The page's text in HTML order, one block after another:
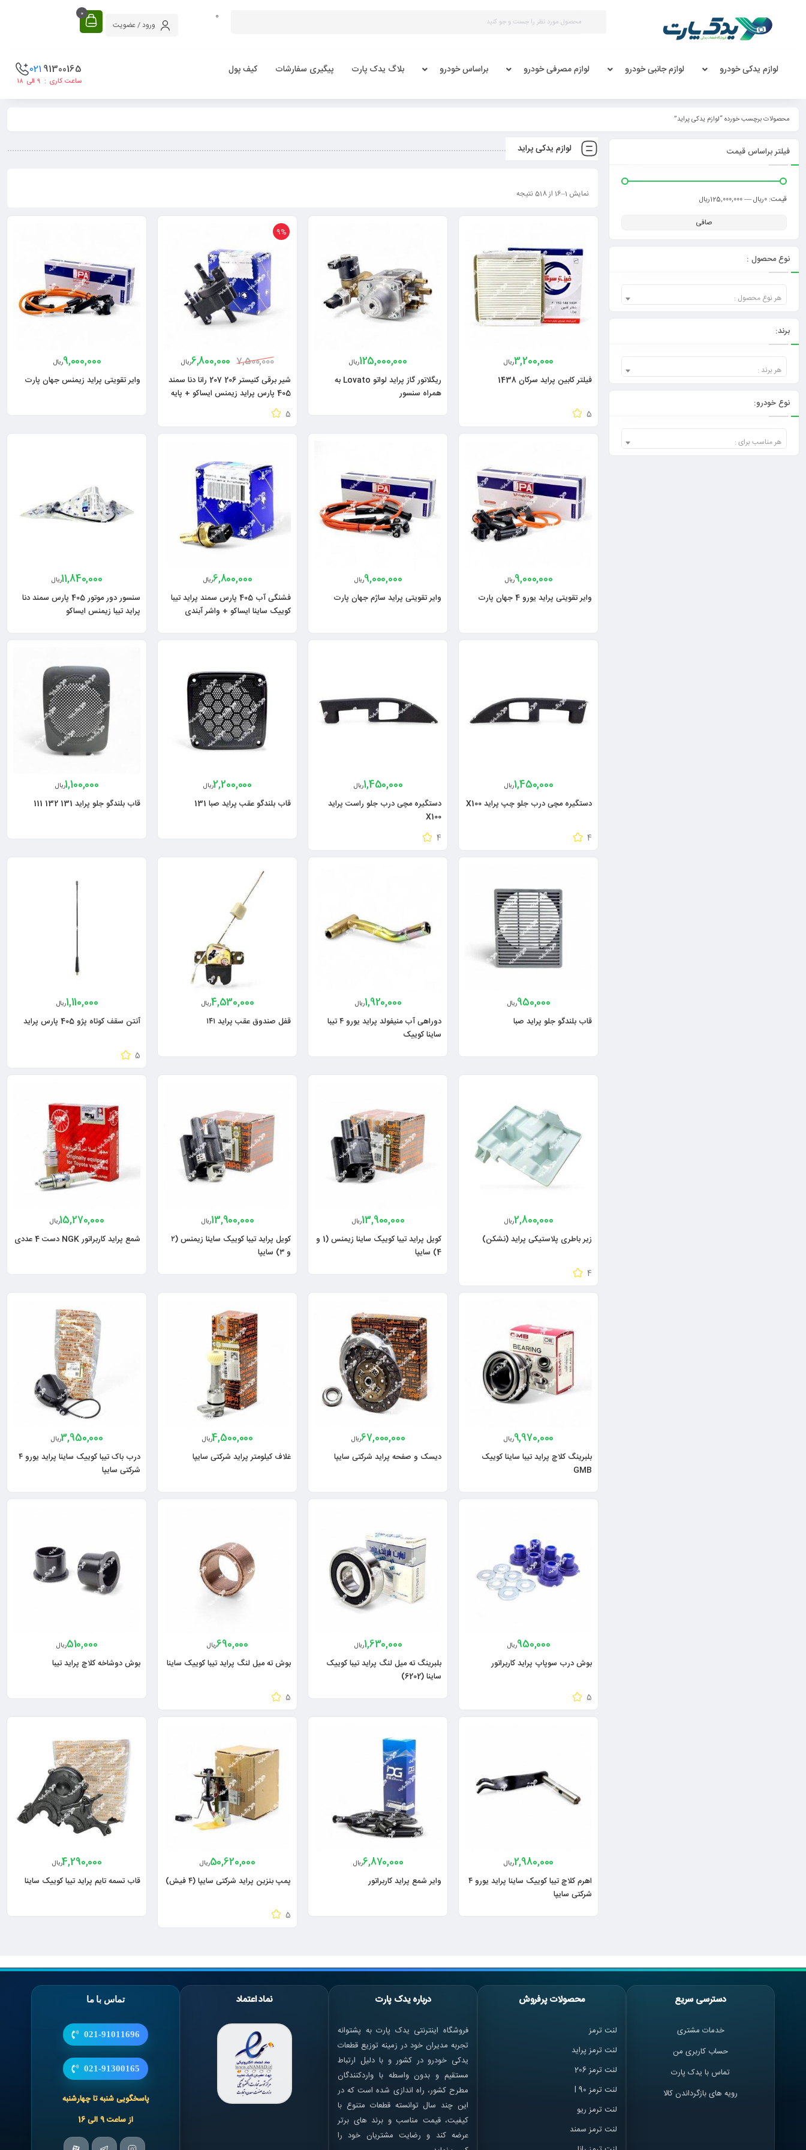
0
ورود / عضویت
0
لوازم یدکی خودرو لوازم جانبی خودرو لوازم مصرفی خودرو براساس خودرو بلاگ یدک پارت پیگیری سفارشات کیف پول 91300165
021
ساعت کاری : ۹ الی ۱۸
محصولات برچسب خورده “لوازم یدکی پراید”
لوازم یدکی پراید
نمایش 1–16 از 518 نتیجه
3,200,000ریال
فیلتر کابین پراید سرکان 1438
5
125,000,000ریال
ریگلاتور گاز پراید لواتو Lovato به
همراه سنسور
9%
7,500,000
6,800,000ریال
شیر برقی کنیستر 206 207 رانا دنا سمند
405 پارس پراید زیمنس ایساکو + پایه
5
9,000,000ریال
وایر تقویتی پراید زیمنس جهان پارت
9,000,000ریال
وایر تقویتی پراید یورو 4 جهان پارت
9,000,000ریال
وایر تقویتی پراید ساژم جهان پارت
6,800,000ریال
فشنگی آب 405 پارس سمند پراید تیبا
کوییک ساینا ایساکو + واشر آبندی
11,840,000ریال
سنسور دور موتور 405 پارس سمند دنا
پراید تیبا زیمنس ایساکو
1,450,000ریال
دستگیره مچی درب جلو چپ پراید X100
4
1,450,000ریال
دستگیره مچی درب جلو راست پراید
X100
4
2,200,000ریال
قاب بلندگو عقب پراید صبا 131
1,100,000ریال
قاب بلندگو جلو پراید 131 132 111
950,000ریال
قاب بلندگو جلو پراید صبا
1,920,000ریال
دوراهی آب منیفولد پراید یورو ۴ تیبا
ساینا کوییک
4,530,000ریال
قفل صندوق عقب پراید ۱۴۱
1,110,000ریال
آنتن سقف کوتاه پژو 405 پارس پراید
5
2,800,000ریال
زیر باطری پلاستیکی پراید (نشکن)
4
13,900,000ریال
کویل پراید تیبا کوییک ساینا زیمنس (1 و
4) سایپا
13,900,000ریال
کویل پراید تیبا کوییک ساینا زیمنس (۲
و ۳) سایپا
15,270,000ریال
شمع پراید کاربراتور NGK دست 4 عددی
9,970,000ریال
بلبرینگ کلاچ پراید تیبا ساینا کوییک
GMB
67,000,000ریال
دیسک و صفحه پراید شرکتی سایپا
4,500,000ریال
غلاف کیلومتر پراید شرکتی سایپا
3,950,000ریال
درب باک تیبا کوییک ساینا پراید یورو ۴
شرکتی سایپا
950,000ریال
بوش درب سوپاپ پراید کاربراتور
5
1,630,000ریال
بلبرینگ ته میل لنگ پراید تیبا کوییک
ساینا (6202)
690,000ریال
بوش ته میل لنگ پراید تیبا کوییک ساینا
5
510,000ریال
بوش دوشاخه کلاچ پراید تیبا
2,980,000ریال
اهرم کلاچ تیبا کوییک ساینا پراید یورو ۴
شرکتی سایپا
6,870,000ریال
وایر شمع پراید کاربراتور
50,620,000ریال
پمپ بنزین پراید شرکتی سایپا (۴ فیش)
5
4,290,000ریال
قاب تسمه تایم پراید تیبا کوییک ساینا
فیلتر براساس قیمت
صافی
قيمت: 0ریال —125,000,000ریال
نوع محصول :
هر نوع محصول :
برند:
هر برند :
نوع خودرو:
هر مناسب برای :
دسترسی سریع
خدمات مشتری
حساب کاربری من
تماس با یدک پارت
رویه های بازگرداندن کالا
محصولات پرفروش
لنت ترمز
لنت ترمز پراید
لنت ترمز 206
لنت ترمز l 90
لنت ترمز ریو
لنت ترمز سمند
درباره یدک پارت
فروشگاه اینترنتی یدک پارت به پشتوانه
تجربه مدیران خود در زمینه توزیع قطعات
یدکی خودرو در کشور و با دلیل ارتباط
مستقیم و بدون واسطه با واردکنندگان
مطرح کشور، راه اندازی شده است که در
این چند سال توانسته قطعات متنوع با
کیفیت، قیمت مناسب و برند های برتر
عرضه کند و رضایت مشتریان خود را
نماد اعتماد تماس با ما
021-91011696
021-91300165
پاسخگویی شنبه تا چهارشنبه
از ساعت 9 الی 16